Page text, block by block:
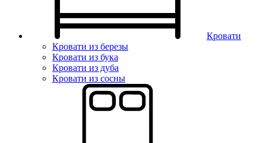
Кровати
Кровати из березы
Кровати из бука
Кровати из дуба
Кровати из сосны